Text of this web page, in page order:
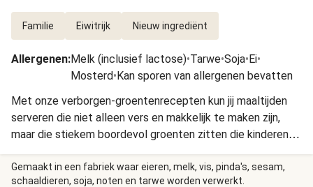
Familie Eiwitrijk Nieuw ingrediënt
Allergenen:Melk (inclusief lactose)•Tarwe•Soja•Ei•
Mosterd•Kan sporen van allergenen bevatten
Met onze verborgen-groentenrecepten kun jij maaltijden
serveren die niet alleen vers en makkelijk te maken zijn,
maar die stiekem boordevol groenten zitten die kinderen
normaal naar de zijkant van hun bord duwen. Een stressvrij
familiediner!
Gemaakt in een fabriek waar eieren, melk, vis, pinda's, sesam,
schaaldieren, soja, noten en tarwe worden verwerkt.